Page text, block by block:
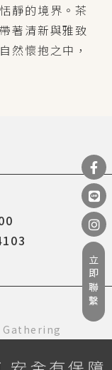
靜的境界。茶
著清新與雅致
然懷抱之中，
立即聯繫
Gathering